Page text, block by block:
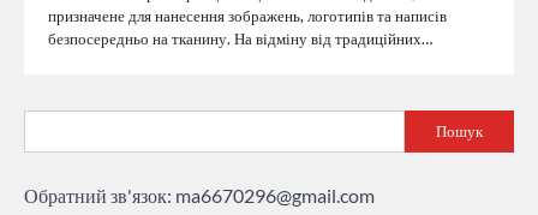
призначене для нанесення зображень, логотипів та написів
безпосередньо на тканину. На відміну від традиційних…
Пошук
Обратний зв'язок: ma6670296@gmail.com